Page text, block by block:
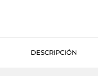
DESCRIPCIÓN